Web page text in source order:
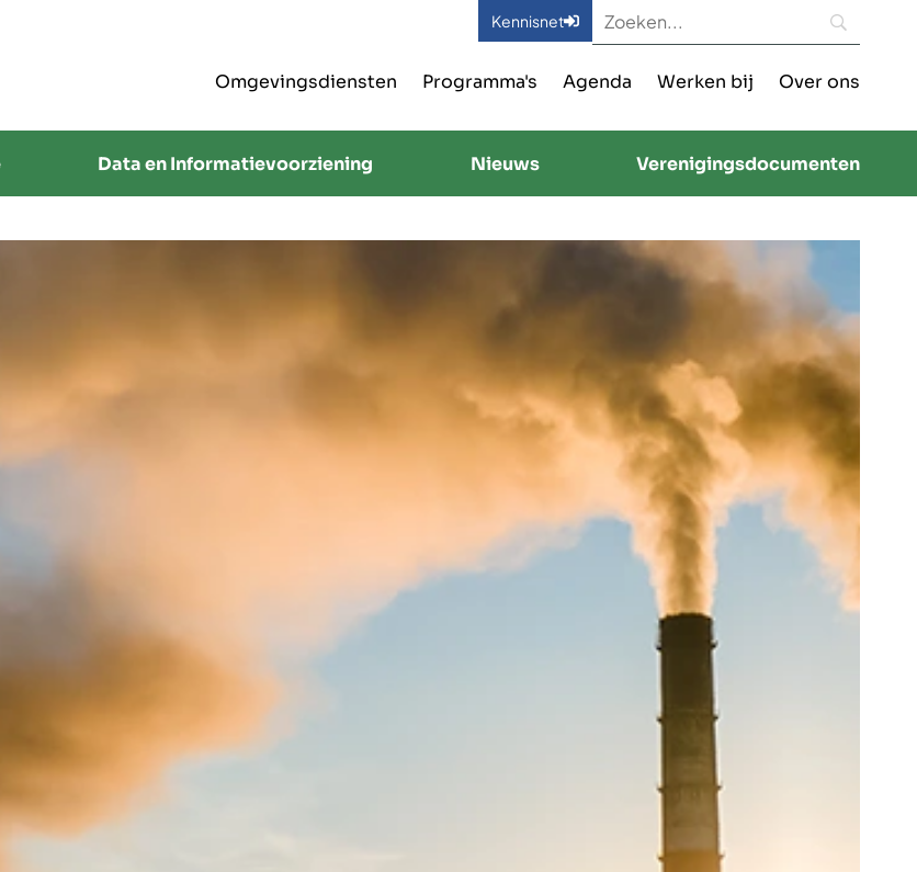
Kennisnet
Omgevingsdiensten Programma's Agenda Werken bij Over ons
Data en Informatievoorziening Nieuws Verenigingsdocumenten